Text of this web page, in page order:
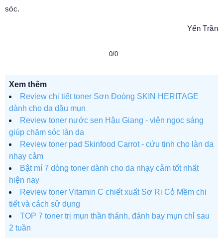
sóc.
Yến Trần
0/0
Xem thêm
Review chi tiết toner Sơn Đoòng SKIN HERITAGE
dành cho da dầu mụn
Review toner nước sen Hậu Giang - viên ngọc sáng
giúp chăm sóc làn da
Review toner pad Skinfood Carrot - cứu tinh cho làn da
nhạy cảm
Bật mí 7 dòng toner dành cho da nhạy cảm tốt nhất
hiện nay
Review toner Vitamin C chiết xuất Sơ Ri Cỏ Mềm chi
tiết và cách sử dụng
TOP 7 toner trị mụn thần thánh, đánh bay mụn chỉ sau
2 tuần